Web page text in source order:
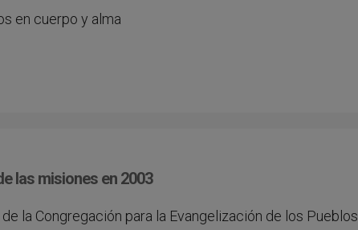
en cuerpo y alma
las misiones en 2003
la Congregación para la Evangelización de los Pueblos